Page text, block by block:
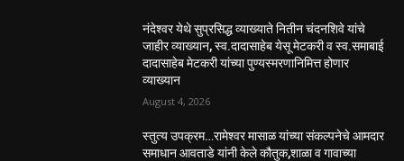
नंदेश्वर येथे सुप्रसिद्ध व्याख्याते नितीन चंदनशिवे यांचे
जाहीर व्याख्यान, स्व.दादासाहेब येसू मेटकरी व स्व.समाबाई
दादासाहेब मेटकरी यांच्या पुण्यस्मरणानिमित्त होणार
व्याख्यान
August 4, 2026
स्तुत्य उपक्रम…रामेश्वर मासाळ यांच्या संकल्पनेचे आमदार
समाधान आवताडे यांनी केले कौतुक,शाळा व गावाच्या